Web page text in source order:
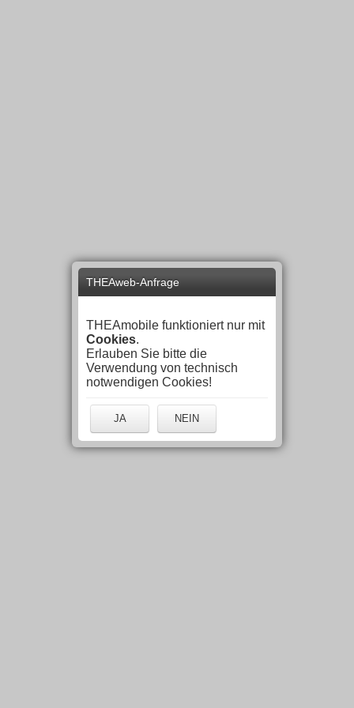
THEAweb-Anfrage
THEAmobile funktioniert nur mit
Cookies.
Erlauben Sie bitte die
Verwendung von technisch
notwendigen Cookies!
JA NEIN